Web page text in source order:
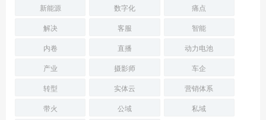
新能源 数字化
痛点
解决
客服
智能
内卷
直播
动力电池
产业
摄影师
车企
转型
实体云
营销体系
带火
公域 私域